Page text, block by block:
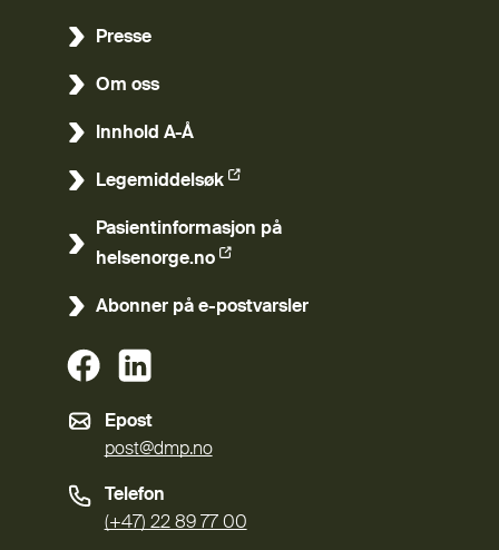
Presse
Om oss
Innhold A-Å
Legemiddelsøk
(Ekstern lenke)
Pasientinformasjon på
helsenorge.no
(Ekstern lenke)
Abonner på e-postvarsler
(Ekstern lenke)
Epost
post@dmp.no
Telefon
(+47) 22 89 77 00